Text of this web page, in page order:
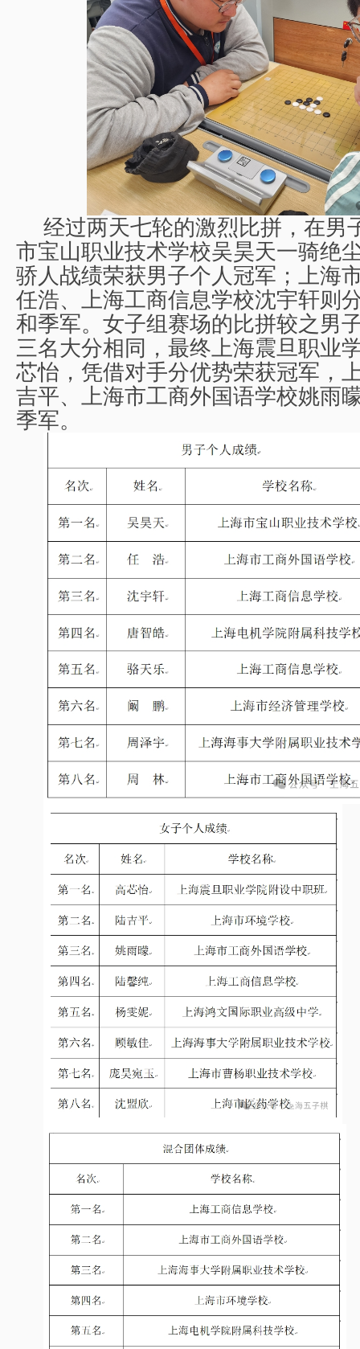
经过两天七轮的激烈比拼，在男
市宝山职业技术学校吴昊天一骑绝
骄人战绩荣获男子个人冠军；上海
任浩、上海工商信息学校沈宇轩则
和季军。女子组赛场的比拼较之男
三名大分相同，最终上海震旦职业
芯怡，凭借对手分优势荣获冠军，
吉平、上海市工商外国语学校姚雨
季军。